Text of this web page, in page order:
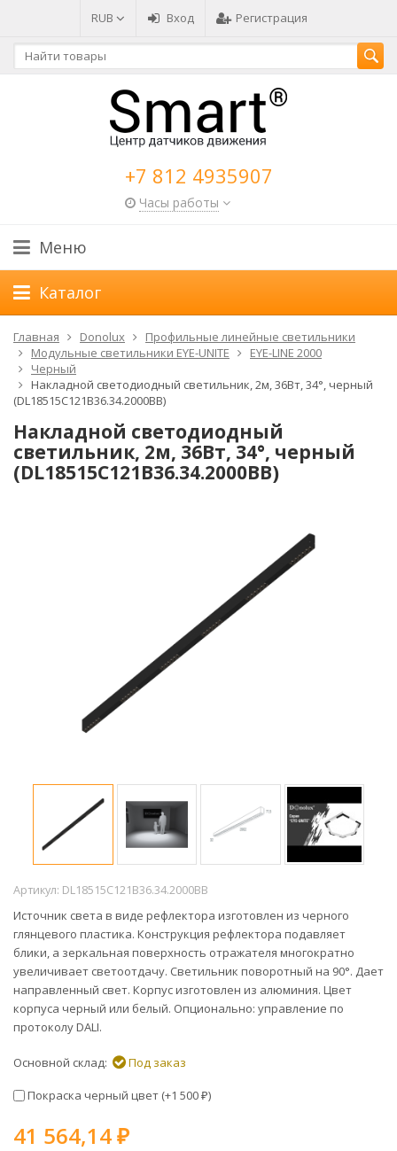
RUB Вход Регистрация
+7 812 4935907
Часы работы
Меню
Каталог
Главная Donolux
Профильные линейные светильники
Модульные светильники EYE-UNITE
EYE-LINE 2000
Черный
Накладной светодиодный светильник, 2м, 36Вт, 34°, черный
(DL18515C121B36.34.2000BB)
Накладной светодиодный
светильник, 2м, 36Вт, 34°, черный
(DL18515C121B36.34.2000BB)
Артикул: DL18515C121B36.34.2000BB
Источник света в виде рефлектора изготовлен из черного
глянцевого пластика. Конструкция рефлектора подавляет
блики, а зеркальная поверхность отражателя многократно
увеличивает светоотдачу. Светильник поворотный на 90°. Дает
направленный свет. Корпус изготовлен из алюминия. Цвет
корпуса черный или белый. Опционально: управление по
протоколу DALI.
Основной склад: Под заказ
Покраска черный цвет (+1 500 ₽)
41 564,14 ₽